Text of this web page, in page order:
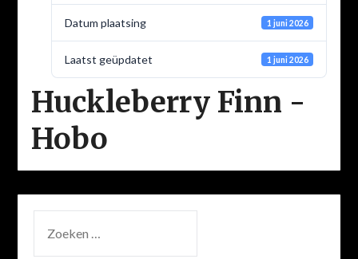
Datum plaatsing 1 juni 2026
Laatst geüpdatet 1 juni 2026
Huckleberry Finn -
Hobo
NAAR: